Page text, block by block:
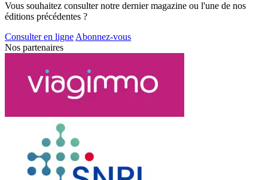
Vous souhaitez consulter notre dernier magazine ou l'une de nos
éditions précédentes ?
Consulter en ligneAbonnez-vous
Nos partenaires